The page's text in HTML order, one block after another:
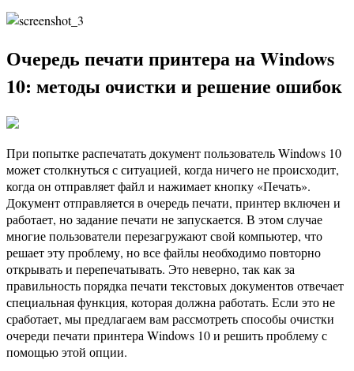
Очередь печати принтера на Windows
10: методы очистки и решение ошибок
При попытке распечатать документ пользователь Windows 10
может столкнуться с ситуацией, когда ничего не происходит,
когда он отправляет файл и нажимает кнопку «Печать».
Документ отправляется в очередь печати, принтер включен и
работает, но задание печати не запускается. В этом случае
многие пользователи перезагружают свой компьютер, что
решает эту проблему, но все файлы необходимо повторно
открывать и перепечатывать. Это неверно, так как за
правильность порядка печати текстовых документов отвечает
специальная функция, которая должна работать. Если это не
сработает, мы предлагаем вам рассмотреть способы очистки
очереди печати принтера Windows 10 и решить проблему с
помощью этой опции.